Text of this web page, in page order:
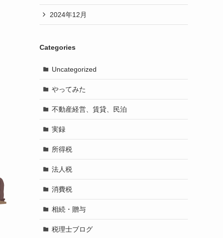
2024年12月
Categories
Uncategorized
やってみた
不動産経営、賃貸、民泊
実録
所得税
法人税
消費税
相続・贈与
税理士ブログ